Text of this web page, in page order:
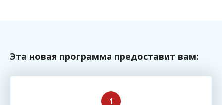
Эта новая программа предоставит вам: